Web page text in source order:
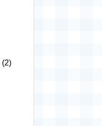
(2)